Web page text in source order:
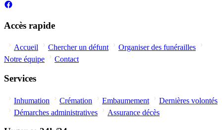
Accès rapide
Accueil Chercher un défunt
Organiser des funérailles
Notre équipe
Contact
Services
Inhumation Crémation Embaumement
Dernières volontés
Démarches administratives
Assurance décès